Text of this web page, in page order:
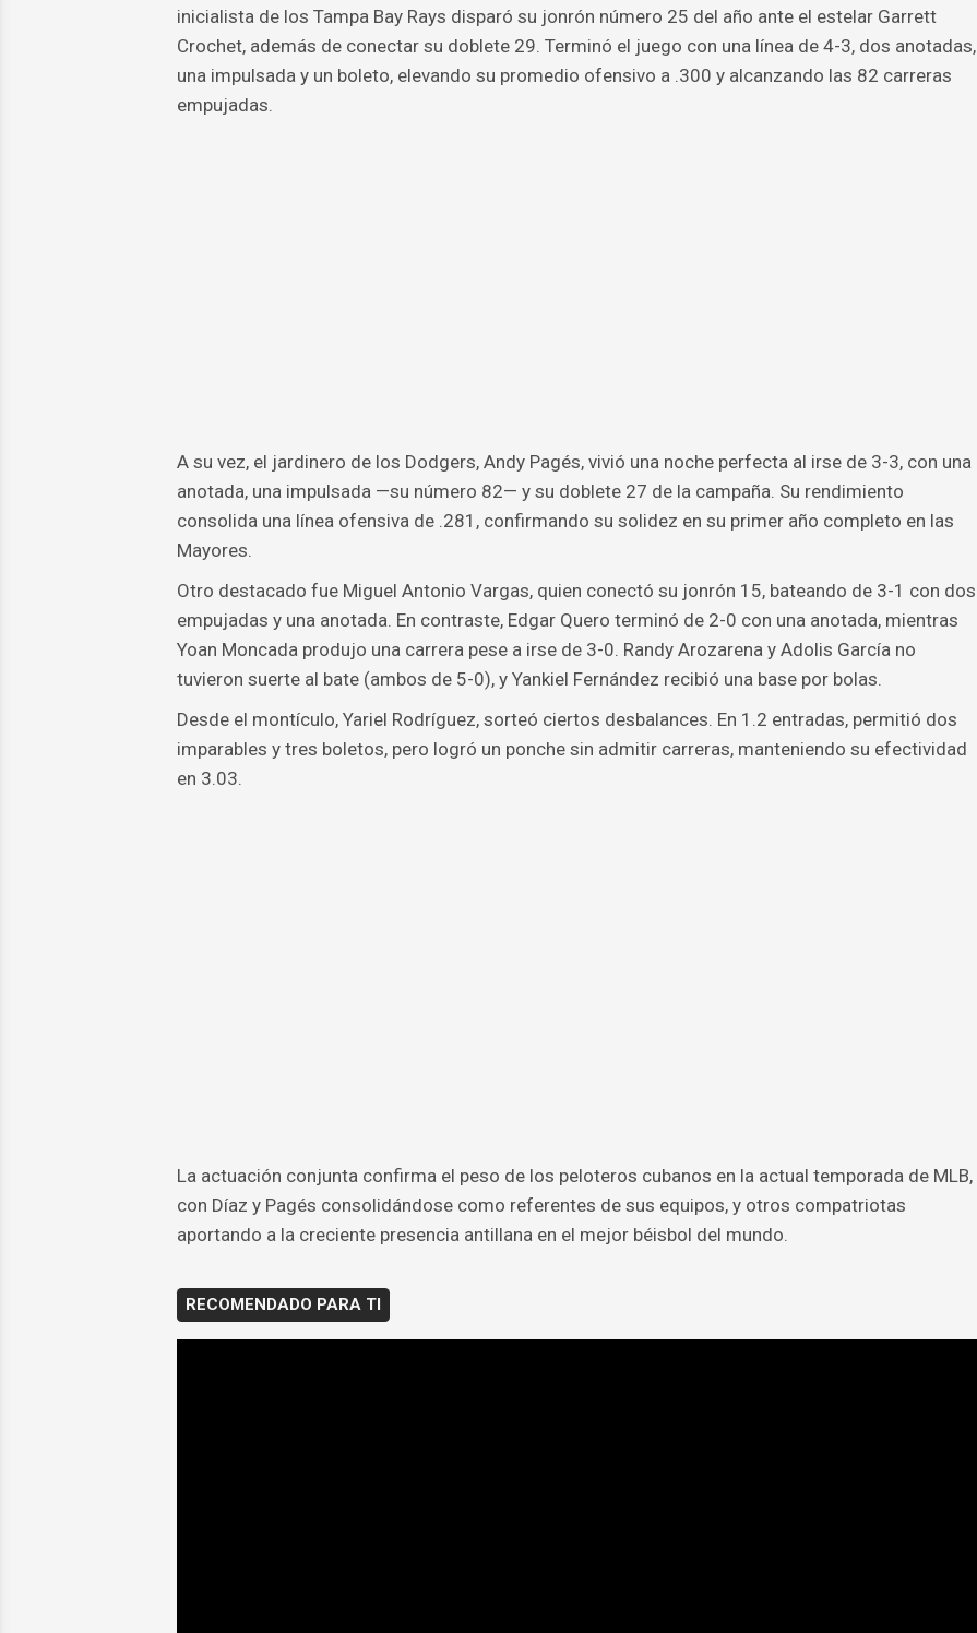
inicialista de los Tampa Bay Rays disparó su jonrón número 25 del año ante el estelar Garrett
Crochet, además de conectar su doblete 29. Terminó el juego con una línea de 4-3, dos anotadas,
una impulsada y un boleto, elevando su promedio ofensivo a .300 y alcanzando las 82 carreras
empujadas.
A su vez, el jardinero de los Dodgers, Andy Pagés, vivió una noche perfecta al irse de 3-3, con una
anotada, una impulsada —su número 82— y su doblete 27 de la campaña. Su rendimiento
consolida una línea ofensiva de .281, confirmando su solidez en su primer año completo en las
Mayores.
Otro destacado fue Miguel Antonio Vargas, quien conectó su jonrón 15, bateando de 3-1 con dos
empujadas y una anotada. En contraste, Edgar Quero terminó de 2-0 con una anotada, mientras
Yoan Moncada produjo una carrera pese a irse de 3-0. Randy Arozarena y Adolis García no
tuvieron suerte al bate (ambos de 5-0), y Yankiel Fernández recibió una base por bolas.
Desde el montículo, Yariel Rodríguez, sorteó ciertos desbalances. En 1.2 entradas, permitió dos
imparables y tres boletos, pero logró un ponche sin admitir carreras, manteniendo su efectividad
en 3.03.
La actuación conjunta confirma el peso de los peloteros cubanos en la actual temporada de MLB,
con Díaz y Pagés consolidándose como referentes de sus equipos, y otros compatriotas
aportando a la creciente presencia antillana en el mejor béisbol del mundo.
RECOMENDADO PARA TI